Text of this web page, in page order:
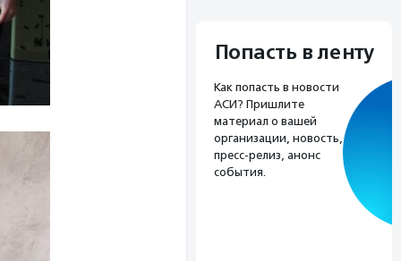
Попасть в ленту
Как попасть в новости
АСИ? Пришлите
материал о вашей
организации, новость,
пресс-релиз, анонс
события.